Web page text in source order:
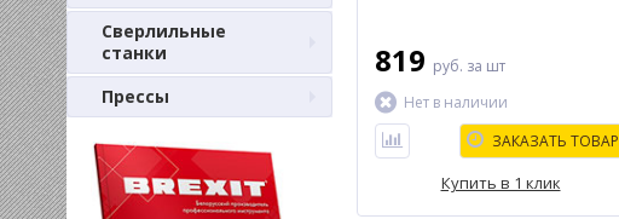
Сверлильные
станки
Прессы
819 руб. за шт
Нет в наличии
ЗАКАЗАТЬ ТОВАР
Купить в 1 клик